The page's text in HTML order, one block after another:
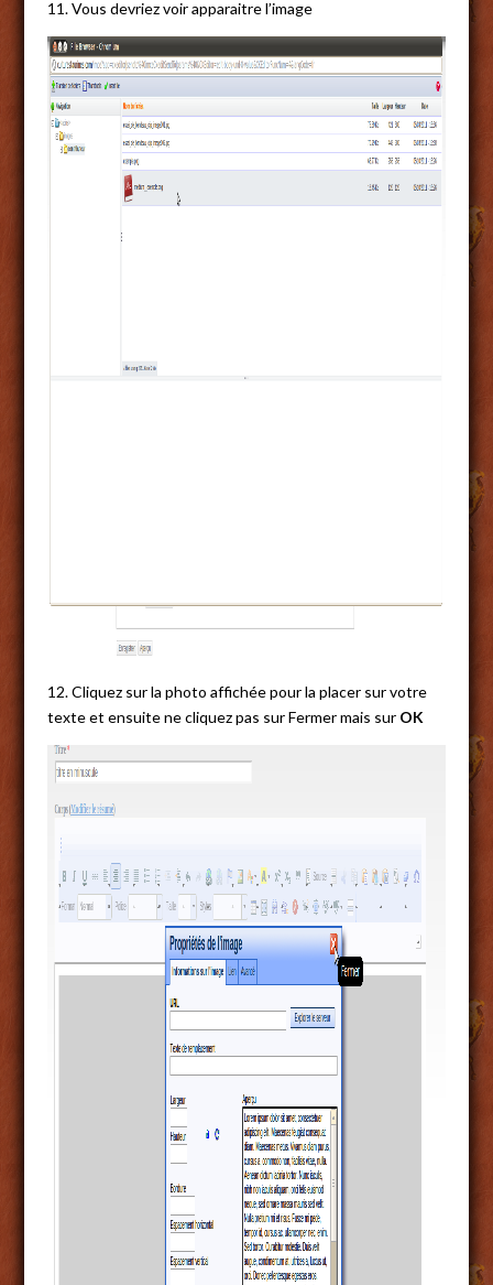
11. Vous devriez voir apparaitre l’image
12. Cliquez sur la photo affichée pour la placer sur votre
texte et ensuite ne cliquez pas sur Fermer mais sur OK